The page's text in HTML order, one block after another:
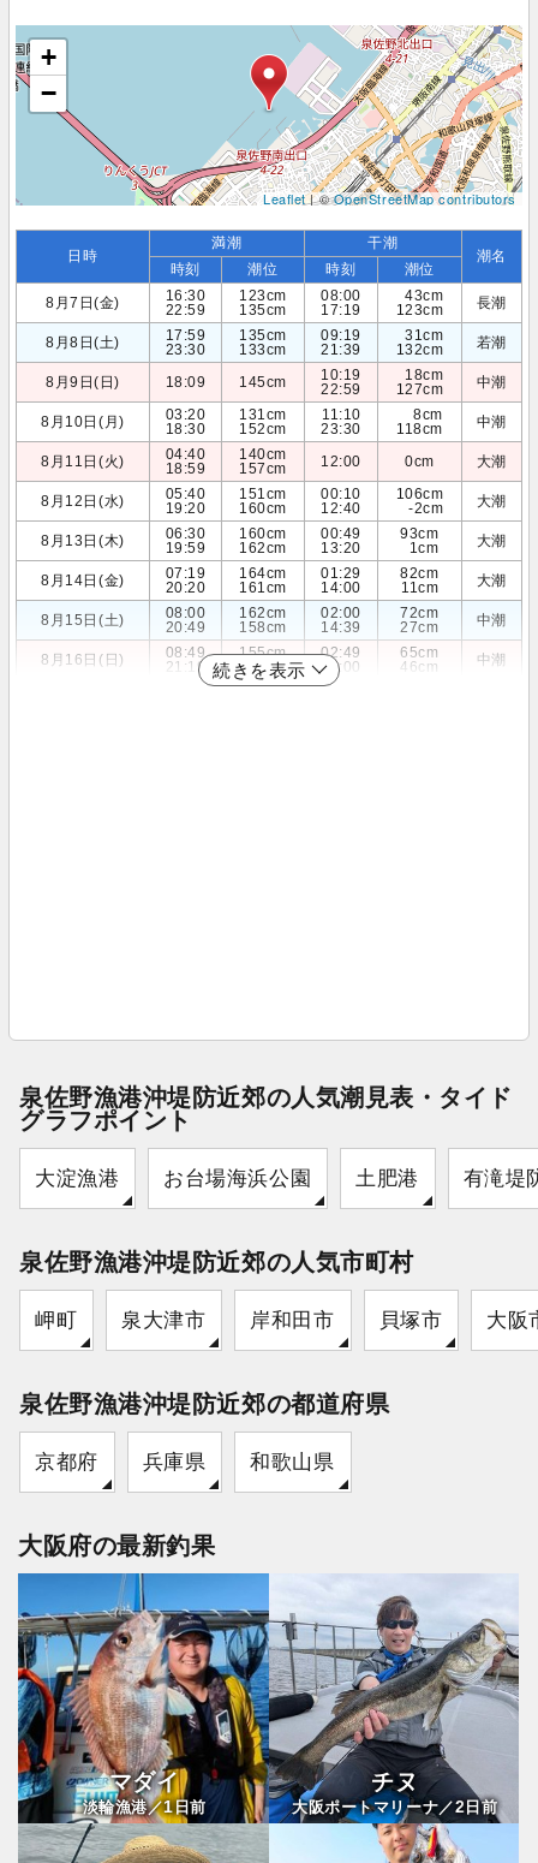
+
−
Leaflet| ©OpenStreetMap contributors
日時
満潮 干潮
潮名
時刻 潮位 時刻
潮位
8月7日(金)
16:30
22:59
123cm
135cm
08:00
17:19
43cm
123cm
長潮
8月8日(土)
17:59
23:30
135cm
133cm
09:19
21:39
31cm
132cm
若潮
8月9日(日) 18:09 145cm
10:19
22:59
18cm
127cm
中潮
8月10日(月)
03:20
18:30
131cm
152cm
11:10
23:30
8cm
118cm
中潮
8月11日(火)
04:40
18:59
140cm
157cm
12:00 0cm 大潮
8月12日(水)
05:40
19:20
151cm
160cm
00:10
12:40
106cm
-2cm
大潮
8月13日(木)
06:30
19:59
160cm
162cm
00:49
13:20
93cm
1cm
大潮
8月14日(金)
07:19
20:20
164cm
161cm
01:29
14:00
82cm
11cm
大潮
8月15日(土)
08:00
20:49
162cm
158cm
02:00
14:39
72cm
27cm
中潮
8月16日(日)
08:49
21:19
155cm
153cm
02:49
15:00
65cm
46cm
中潮
続きを表示
泉佐野漁港沖堤防近郊の人気潮見表・タイド
グラフポイント
大淀漁港 お台場海浜公園 土肥港 有滝堤
泉佐野漁港沖堤防近郊の人気市町村
岬町 泉大津市 岸和田市 貝塚市 大阪
泉佐野漁港沖堤防近郊の都道府県
京都府 兵庫県 和歌山県
大阪府の最新釣果
マダイ
淡輪漁港／1日前
チヌ
大阪ポートマリーナ／2 日前